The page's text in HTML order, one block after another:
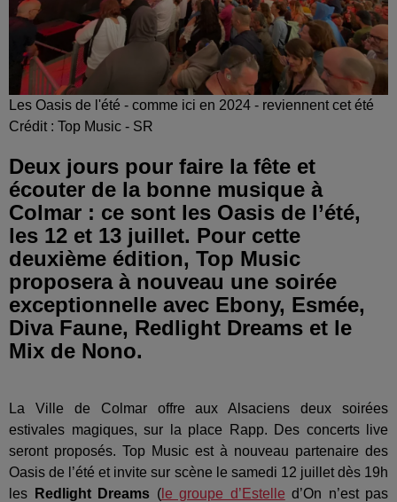
Les Oasis de l'été - comme ici en 2024 - reviennent cet été
Crédit : Top Music - SR
Deux jours pour faire la fête et
écouter de la bonne musique à
Colmar : ce sont les Oasis de l’été,
les 12 et 13 juillet. Pour cette
deuxième édition, Top Music
proposera à nouveau une soirée
exceptionnelle avec Ebony, Esmée,
Diva Faune, Redlight Dreams et le
Mix de Nono.
La Ville de Colmar offre aux Alsaciens deux soirées
estivales magiques, sur la place Rapp. Des concerts live
seront proposés. Top Music est à nouveau partenaire des
Oasis de l’été et invite sur scène le samedi 12 juillet dès 19h
les
Redlight Dreams (le groupe d’Estelle d’On n’est pas